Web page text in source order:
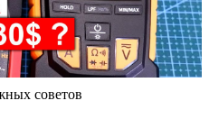
советов